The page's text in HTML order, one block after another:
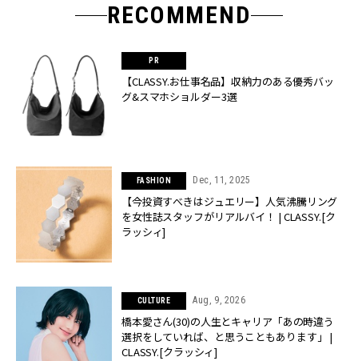
RECOMMEND
【CLASSY.お仕事名品】収納力のある優秀バッ
グ&スマホショルダー3選
FASHION Dec, 11, 2025
【今投資すべきはジュエリー】人気沸騰リング
を女性誌スタッフがリアルバイ！ | CLASSY.[ク
ラッシィ]
CULTURE Aug, 9, 2026
橋本愛さん(30)の人生とキャリア「あの時違う
選択をしていれば、と思うこともあります」 |
CLASSY.[クラッシィ]